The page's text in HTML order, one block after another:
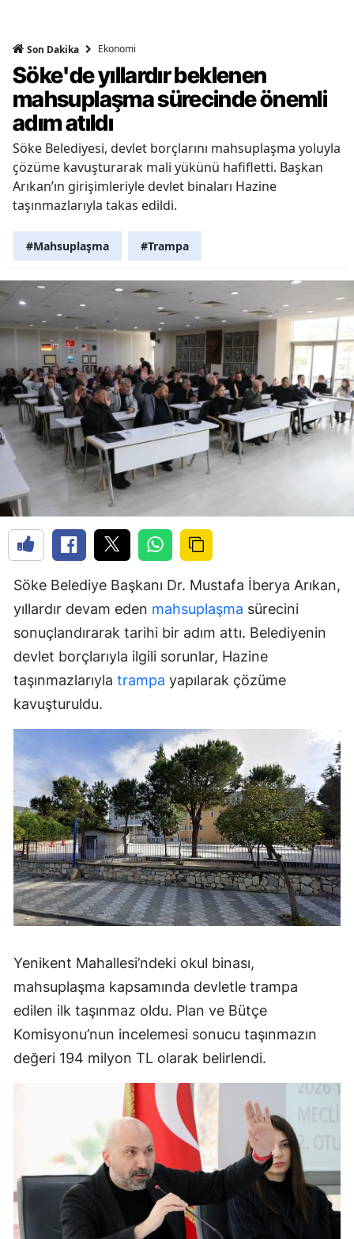
Son Dakika Ekonomi
Söke'de yıllardır beklenen
mahsuplaşma sürecinde önemli
adım atıldı
Söke Belediyesi, devlet borçlarını mahsuplaşma yoluyla
çözüme kavuşturarak mali yükünü hafifletti. Başkan
Arıkan’ın girişimleriyle devlet binaları Hazine
taşınmazlarıyla takas edildi.
#Mahsuplaşma #Trampa
Söke Belediye Başkanı Dr. Mustafa İberya Arıkan,
yıllardır devam eden mahsuplaşma sürecini
sonuçlandırarak tarihi bir adım attı. Belediyenin
devlet borçlarıyla ilgili sorunlar, Hazine
taşınmazlarıyla trampa yapılarak çözüme
kavuşturuldu.
Yenikent Mahallesi’ndeki okul binası,
mahsuplaşma kapsamında devletle trampa
edilen ilk taşınmaz oldu. Plan ve Bütçe
Komisyonu’nun incelemesi sonucu taşınmazın
değeri 194 milyon TL olarak belirlendi.